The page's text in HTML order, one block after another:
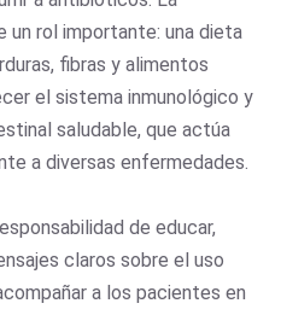
un rol importante: una dieta
fibras y alimentos
el sistema inmunológico y
saludable, que actúa
a diversas enfermedades.
de educar,
claros sobre el uso
a los pacientes en